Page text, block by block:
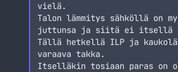
vielä.
Talon lämmitys sähköllä on
juttunsa ja siitä ei itsellä
Tällä hetkellä ILP ja
varaava takka.
Itselläkin tosiaan paras on